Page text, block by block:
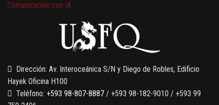
Comunicación con IA
Gobernanza de datos
13 AGOSTO, 2026
Finanzas para no financieros
Dirección: Av. Interoceánica S/N y Diego de Robles, Edificio
Hayek Oficina H100
Teléfono: +593 98-807-8887 / +593 98-182-9010 / +593 99